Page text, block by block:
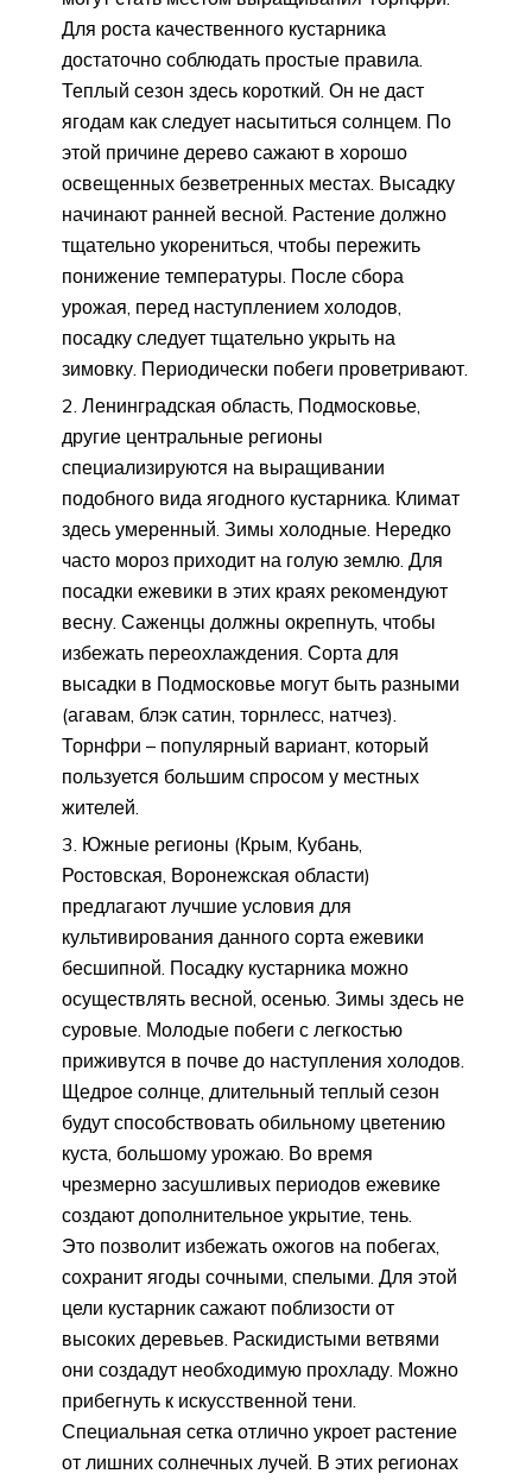
Для роста качественного кустарника
достаточно соблюдать простые правила.
Теплый сезон здесь короткий. Он не даст
ягодам как следует насытиться солнцем. По
этой причине дерево сажают в хорошо
освещенных безветренных местах. Высадку
начинают ранней весной. Растение должно
тщательно укорениться, чтобы пережить
понижение температуры. После сбора
урожая, перед наступлением холодов,
посадку следует тщательно укрыть на
зимовку. Периодически побеги проветривают.
Ленинградская область, Подмосковье,
другие центральные регионы
специализируются на выращивании
подобного вида ягодного кустарника. Климат
здесь умеренный. Зимы холодные. Нередко
часто мороз приходит на голую землю. Для
посадки ежевики в этих краях рекомендуют
весну. Саженцы должны окрепнуть, чтобы
избежать переохлаждения. Сорта для
высадки в Подмосковье могут быть разными
(агавам, блэк сатин, торнлесс, натчез).
Торнфри – популярный вариант, который
пользуется большим спросом у местных
жителей.
Южные регионы (Крым, Кубань,
Ростовская, Воронежская области)
предлагают лучшие условия для
культивирования данного сорта ежевики
бесшипной. Посадку кустарника можно
осуществлять весной, осенью. Зимы здесь не
суровые. Молодые побеги с легкостью
приживутся в почве до наступления холодов.
Щедрое солнце, длительный теплый сезон
будут способствовать обильному цветению
куста, большому урожаю. Во время
чрезмерно засушливых периодов ежевике
создают дополнительное укрытие, тень.
Это позволит избежать ожогов на побегах,
сохранит ягоды сочными, спелыми. Для этой
цели кустарник сажают поблизости от
высоких деревьев. Раскидистыми ветвями
они создадут необходимую прохладу. Можно
прибегнуть к искусственной тени.
Специальная сетка отлично укроет растение
от лишних солнечных лучей. В этих регионах